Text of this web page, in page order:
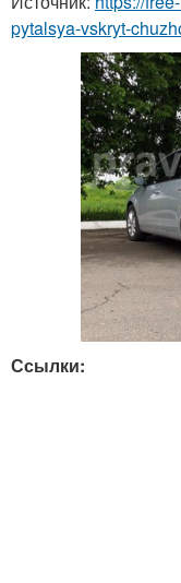
pytalsya-vskryt-
Ссылки: